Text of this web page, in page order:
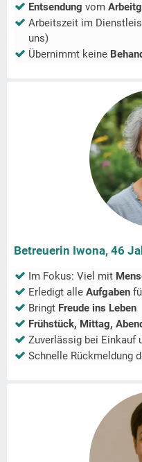
Entsendung vom
Arbeitszeit im
uns)
Übernimmt keine
Betreuerin Iwona, 46
Im Fokus: Viel mit
Erledigt alle Aufgaben
Bringt Freude ins Leben
Frühstück, Mittag,
Zuverlässig bei Einkauf
Schnelle Rückmeldung